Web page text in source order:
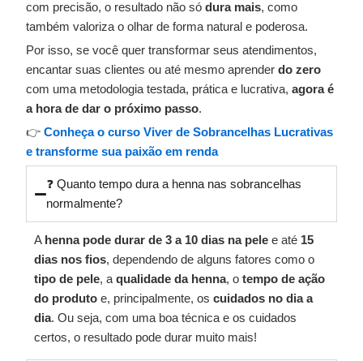
com precisão, o resultado não sódura mais, como
também valoriza o olhar de forma natural e poderosa.
Por isso, se você quer transformar seus atendimentos,
encantar suas clientes ou até mesmo aprenderdo zero
com uma metodologia testada, prática e lucrativa,agora é
a hora de dar o próximo passo.
👉Conheça o curso Viver de Sobrancelhas Lucrativas
e transforme sua paixão em renda
❓ Quanto tempo dura a henna nas sobrancelhas
normalmente?
A henna pode durar de 3 a 10 dias na pele e até 15
dias nos fios, dependendo de alguns fatores como o
tipo de pele, aqualidade da henna, otempo de ação
do produto e, principalmente, oscuidados no dia a
dia. Ou seja, com uma boa técnica e os cuidados
certos, o resultado pode durar muito mais!